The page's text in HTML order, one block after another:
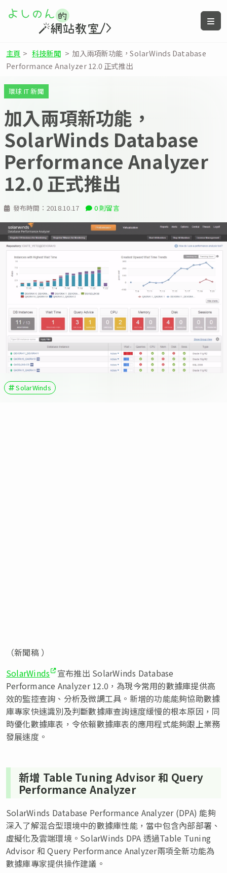
主頁 > 科技新聞 > 加入兩項新功能，SolarWinds Database
Performance Analyzer 12.0 正式推出
發布時間： 2018.10.17 0 則留言
環球 IT 新聞
加入兩項新功能，
SolarWinds Database
Performance Analyzer
12.0 正式推出
SolarWinds
（新聞稿 ）
SolarWinds 宣布推出 SolarWinds Database
Performance Analyzer 12.0，為現今常用的數據庫提供高
效的監控查詢、分析及微調工具。新增的功能能夠協助數據
庫專家快速識別及判斷數據庫查詢速度緩慢的根本原因，同
時優化數據庫表，令依賴數據庫表的應用程式能夠跟上業務
發展速度。
新增 Table Tuning Advisor 和 Query
Performance Analyzer
SolarWinds Database Performance Analyzer (DPA) 能夠
深入了解混合型環境中的數據庫性能，當中包含內部部署、
虛擬化及雲端環境。SolarWinds DPA 透過Table Tuning
Advisor 和 Query Performance Analyzer兩項全新功能為
數據庫專家提供操作建議。